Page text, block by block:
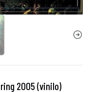
2005 (vinilo)